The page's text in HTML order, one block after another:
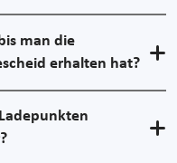
man die
erhalten hat?